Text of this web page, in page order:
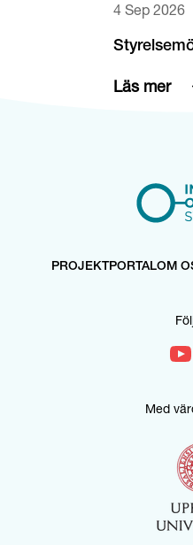
4 Sep 2026
Läs mer
PROJEKTPORTALOM
Med